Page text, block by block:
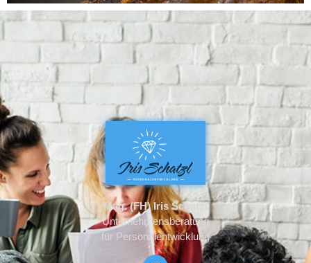
Mag. (FH) Iris Schatzl
Unternehmensberatung
für Personalentwicklung